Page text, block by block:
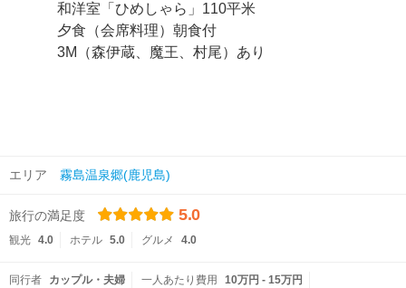
和洋室「ひめしゃら」110平米
夕食（会席料理）朝食付
3M（森伊蔵、魔王、村尾）あり
エリア 霧島温泉郷(鹿児島)
旅行の満足度 5.0
観光 4.0 ホテル 5.0 グルメ 4.0
同行者 カップル・夫婦 一人あたり費用
10万円 - 15万円